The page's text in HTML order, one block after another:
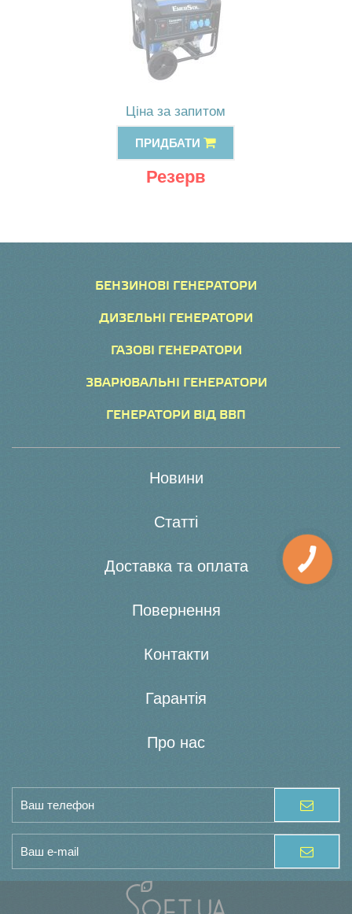
Ціна за запитом
ПРИДБАТИ
Резерв
БЕНЗИНОВІ ГЕНЕРАТОРИ
ДИЗЕЛЬНІ ГЕНЕРАТОРИ
ГАЗОВІ ГЕНЕРАТОРИ
ЗВАРЮВАЛЬНІ ГЕНЕРАТОРИ
ГЕНЕРАТОРИ ВІД ВВП
Новини
Статті
Доставка та оплата
Повернення
Контакти
Гарантія
Про нас